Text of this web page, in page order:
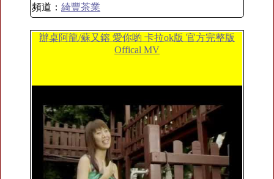
頻道： 綺豐茶業
辦桌阿龍/蘇又鎔 愛你喲 卡拉ok版 官方完整版
Offical MV